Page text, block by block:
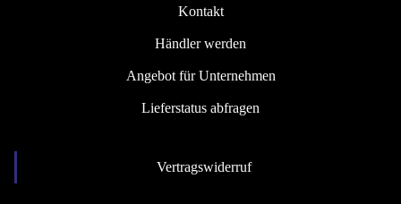
Kontakt
Händler werden
Angebot für Unternehmen
Lieferstatus abfragen
Vertragswiderruf